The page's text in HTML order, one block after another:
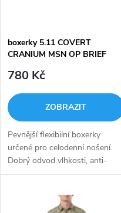
p
r
o
d
u
s
p
r
o
d
u
boxerky 5.11 COVERT
CRANIUM MSN OP BRIEF
780 Kč
ZOBRAZIT
Pevnější flexibilní boxerky
určené pro celodenní nošení.
Dobrý odvod vlhkosti, anti-
mikrobiální úprva.